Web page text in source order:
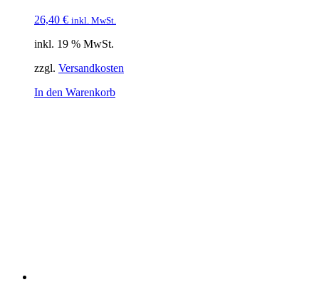
26,40 € inkl. MwSt.
inkl. 19 % MwSt.
zzgl. Versandkosten
In den Warenkorb